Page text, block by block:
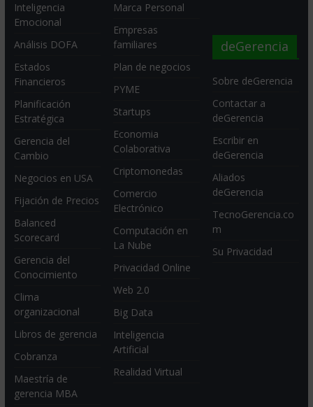
Inteligencia
Emocional
Análisis DOFA
Estados
Financieros
Planificación
Estratégica
Gerencia del
Cambio
Negocios en USA
Fijación de Precios
Balanced
Scorecard
Gerencia del
Conocimiento
Clima
organizacional
Libros de gerencia
Cobranza
Maestría de
gerencia MBA
Marca Personal
Empresas
familiares
Plan de negocios
PYME
Startups
Economia
Colaborativa
Criptomonedas
Comercio
Electrónico
Computación en
La Nube
Privacidad Online
Web 2.0
Big Data
Inteligencia
Artificial
Realidad Virtual
deGerencia
Sobre deGerencia
Contactar a
deGerencia
Escribir en
deGerencia
Aliados
deGerencia
TecnoGerencia.co
m
Su Privacidad